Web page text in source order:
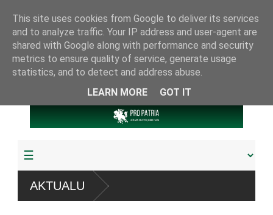
AKTUALU
This site uses cookies from Google to deliver its services
and to analyze traffic. Your IP address and user-agent are
shared with Google along with performance and security
metrics to ensure quality of service, generate usage
statistics, and to detect and address abuse.
LEARN MORE
GOT IT